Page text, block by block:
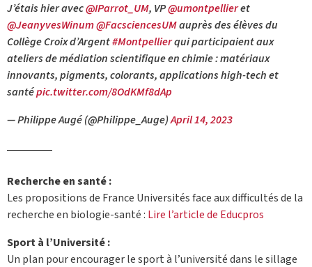
J’étais hier avec@IParrot_UM, VP@umontpellieret
@JeanyvesWinum@FacsciencesUMauprès des élèves du
Collège Croix d’Argent#Montpellierqui participaient aux
ateliers de médiation scientifique en chimie : matériaux
innovants, pigments, colorants, applications high-tech et
santépic.twitter.com/8OdKMf8dAp
— Philippe Augé (@Philippe_Auge)April 14, 2023
Recherche en santé :
Les propositions de France Universités face aux difficultés de la
recherche en biologie-santé : Lire l’article de Educpros
Sport à l’Université :
Un plan pour encourager le sport à l’université dans le sillage